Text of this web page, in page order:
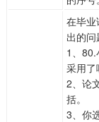
在毕业
出的问
1、
采用了
2、论
括。
3、你